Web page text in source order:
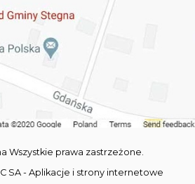
Wszystkie prawa zastrzeżone.
SA- Aplikacje i strony internetowe